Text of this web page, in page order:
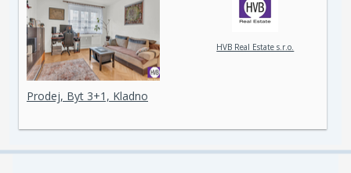
HVB Real Estate s.r.o.
Prodej, Byt 3+1, Kladno